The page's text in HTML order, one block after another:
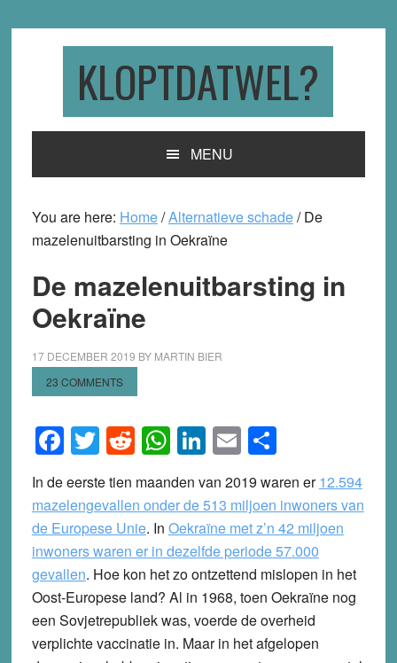
KLOPTDATWEL?
MENU
You are here: Home/Alternatieve schade/De
mazelenuitbarsting in Oekraïne
De mazelenuitbarsting in
Oekraïne
17 DECEMBER 2019 BY MARTIN BIER
23 COMMENTS
Facebook
Twitter
Reddit
WhatsApp
LinkedIn
EmailShare
In de eerste tien maanden van 2019 waren er12.594
mazelengevallen onder de 513 miljoen inwoners van
de Europese Unie. In Oekraïne met z’n 42 miljoen
inwoners waren er in dezelfde periode 57.000
gevallen. Hoe kon het zo ontzettend mislopen in het
Oost-Europese land? Al in 1968, toen Oekraïne nog
een Sovjetrepubliek was, voerde de overheid
verplichte vaccinatie in. Maar in het afgelopen